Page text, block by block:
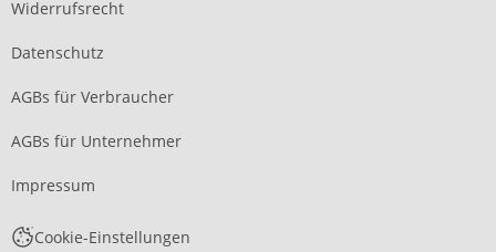
Widerrufsrecht
Datenschutz
AGBs für Verbraucher
AGBs für Unternehmer
Impressum
Cookie-Einstellungen